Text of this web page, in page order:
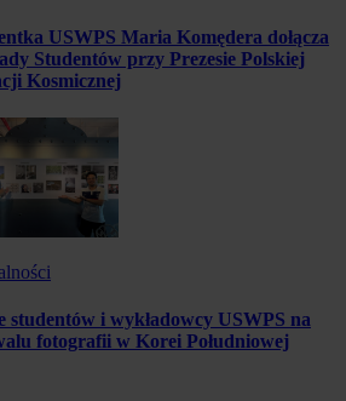
USWPS Maria Komędera dołącza
Studentów przy Prezesie Polskiej
Kosmicznej
studentów i wykładowcy USWPS na
fotografii w Korei Południowej